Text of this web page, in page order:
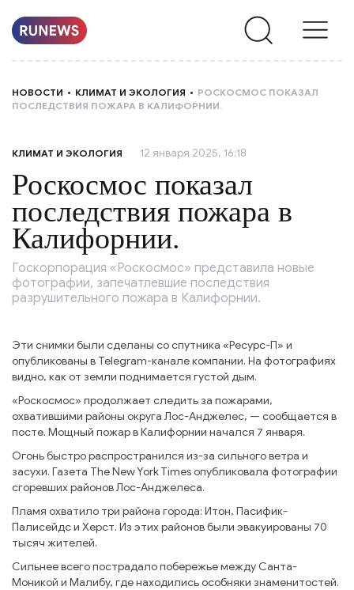
О
НАС
НОВОСТИ КЛИМАТ И ЭКОЛОГИЯ
РОСКОСМОС ПОКАЗАЛ
ПОСЛЕДСТВИЯ ПОЖАРА В КАЛИФОРНИИ.
КЛИМАТ И ЭКОЛОГИЯ 12 января 2025, 16:18
Роскосмос показал
последствия пожара в
Калифорнии.
Госкорпорация «Роскосмос» представила новые
фотографии, запечатлевшие последствия
разрушительного пожара в Калифорнии.
Эти снимки были сделаны со спутника «Ресурс-П» и
опубликованы в Telegram-канале компании. На фотографиях
видно, как от земли поднимается густой дым.
«Роскосмос» продолжает следить за пожарами,
охватившими районы округа Лос-Анджелес, — сообщается в
посте. Мощный пожар в Калифорнии начался 7 января.
Огонь быстро распространился из-за сильного ветра и
засухи. Газета The New York Times опубликовала фотографии
сгоревших районов Лос-Анджелеса.
Пламя охватило три района города: Итон, Пасифик-
Палисейдс и Херст. Из этих районов были эвакуированы 70
тысяч жителей.
Сильнее всего пострадало побережье между Санта-
Моникой и Малибу, где находились особняки знаменитостей.